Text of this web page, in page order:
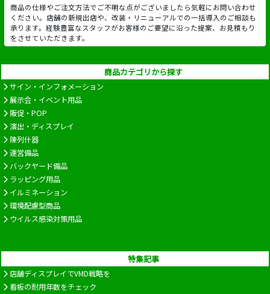
商品の仕様やご注文方法でご不明な点がございましたら気軽にお問い合わせ
ください。店舗の新規出店や、改装・リニューアルでの一括導入のご相談も
承ります。経験豊富なスタッフがお客様のご要望に沿った提案、お見積もり
をさせていただきます。
商品カテゴリから探す
サイン・インフォメーション
展示会・イベント用品
販促・POP
演出・ディスプレイ
陳列什器
運営備品
バックヤード備品
ラッピング用品
イルミネーション
環境配慮型商品
ウイルス感染対策用品
特集記事
店舗ディスプレイでVMD戦略を
看板の耐用年数をチェック